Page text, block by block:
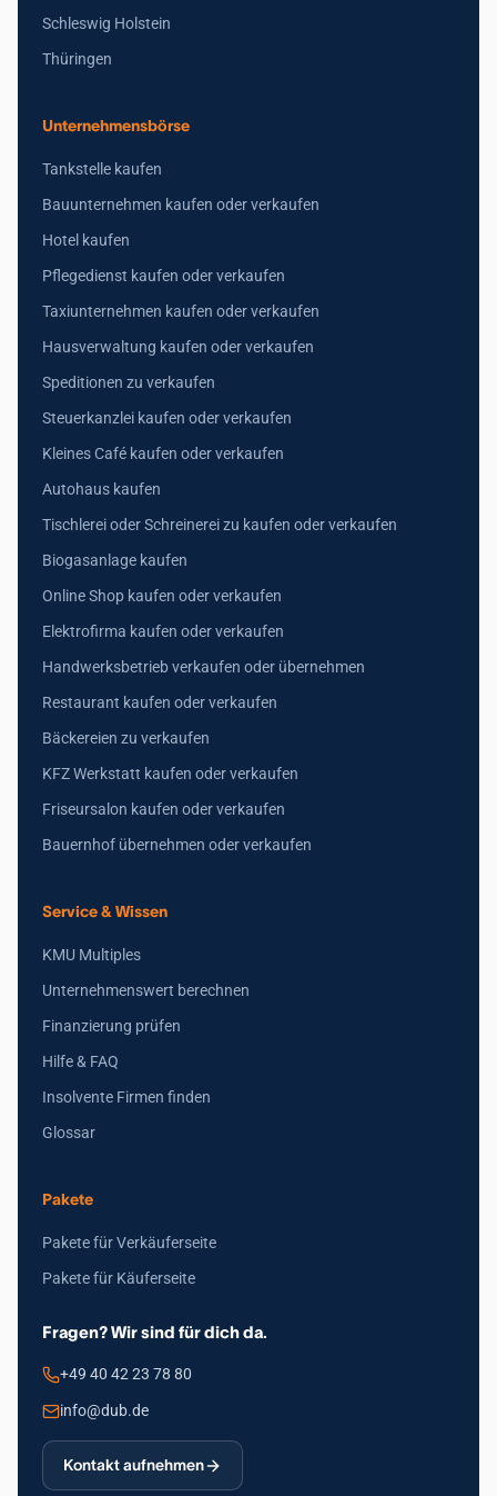
Schleswig Holstein
Thüringen
Unternehmensbörse
Tankstelle kaufen
Bauunternehmen kaufen oder verkaufen
Hotel kaufen
Pflegedienst kaufen oder verkaufen
Taxiunternehmen kaufen oder verkaufen
Hausverwaltung kaufen oder verkaufen
Speditionen zu verkaufen
Steuerkanzlei kaufen oder verkaufen
Kleines Café kaufen oder verkaufen
Autohaus kaufen
Tischlerei oder Schreinerei zu kaufen oder verkaufen
Biogasanlage kaufen
Online Shop kaufen oder verkaufen
Elektrofirma kaufen oder verkaufen
Handwerksbetrieb verkaufen oder übernehmen
Restaurant kaufen oder verkaufen
Bäckereien zu verkaufen
KFZ Werkstatt kaufen oder verkaufen
Friseursalon kaufen oder verkaufen
Bauernhof übernehmen oder verkaufen
Service & Wissen
KMU Multiples
Unternehmenswert berechnen
Finanzierung prüfen
Hilfe & FAQ
Insolvente Firmen finden
Glossar
Pakete
Pakete für Verkäuferseite
Pakete für Käuferseite
Fragen? Wir sind für dich da.
+49 40 42 23 78 80
info@dub.de
Kontakt aufnehmen